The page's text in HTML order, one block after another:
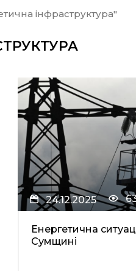
інфраструктура"
24.12.2025
Енергетична
Сумщині